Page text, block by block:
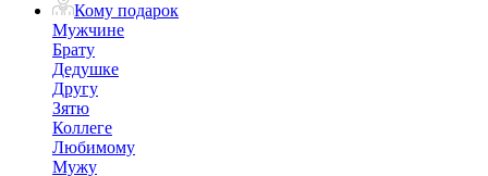
Кому подарок
Мужчине
Брату
Дедушке
Другу
Зятю
Коллеге
Любимому
Мужу